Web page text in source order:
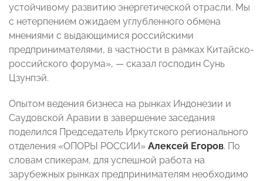
устойчивому развитию энергетической отрасли. Мы
с нетерпением ожидаем углубленного обмена
мнениями с выдающимися российскими
предпринимателями, в частности в рамках Китайско-
российского форума», — сказал господин Сунь
Цзунпэй.
Опытом ведения бизнеса на рынках Индонезии и
Саудовской Аравии в завершение заседания
поделился Председатель Иркутского регионального
отделения «ОПОРЫ РОССИИ» Алексей Егоров. По
словам спикерам, для успешной работа на
зарубежных рынках предпринимателям необходимо